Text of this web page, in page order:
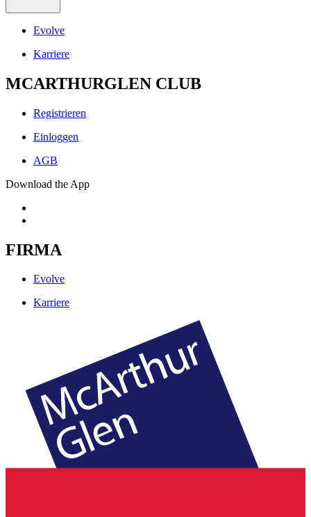
Evolve
Karriere
MCARTHURGLEN CLUB
Registrieren
Einloggen
AGB
Download the App
FIRMA
Evolve
Karriere